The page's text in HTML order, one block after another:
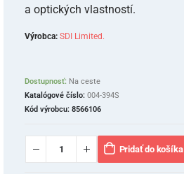
a optických vlastností.
Výrobca: SDI Limited.
Dostupnosť: Na ceste
Katalógové číslo: 004-394S
Kód výrobcu: 8566106
Pridať do košíka